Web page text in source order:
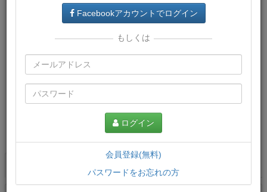
Facebookアカウントでログイン
もしくは
ログイン
会員登録(無料)
パスワードをお忘れの方